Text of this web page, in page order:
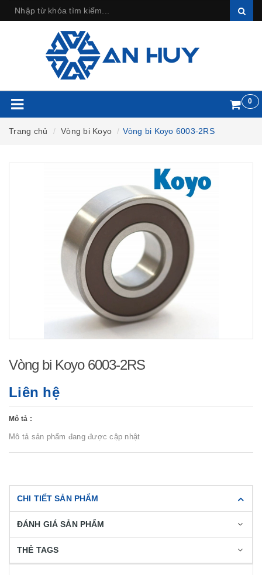
0
Trang chủ Vòng bi Koyo Vòng bi Koyo 6003-2RS
Vòng bi Koyo 6003-2RS
Liên hệ
Mô tả :
Mô tả sản phẩm đang được cập nhật
CHI TIẾT SẢN PHẨM
ĐÁNH GIÁ SẢN PHẨM
THẺ TAGS